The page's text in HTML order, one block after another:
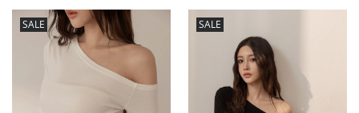
SALE SALE